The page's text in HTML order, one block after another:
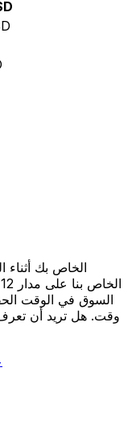
السوق في الوقت
وقت. هل تريد أن